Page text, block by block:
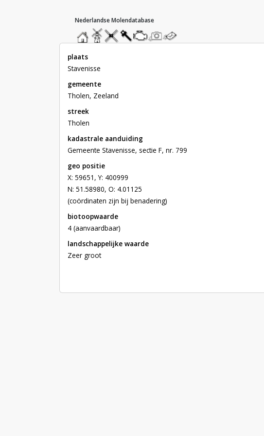
hoofdmenu
homemolendatabase
roedendatabase
assendatabase
motorendatabase
stuur
een
stuur
een
plaats
Stavenisse
gemeente
Tholen, Zeeland
streek
Tholen
kadastrale aanduiding
Gemeente Stavenisse, sectie F, nr. 799
geo positie
X: 59651, Y: 400999
N: 51.58980, O: 4.01125
(coördinaten zijn bij benadering)
biotoopwaarde
4 (aanvaardbaar)
landschappelijke waarde
Zeer groot